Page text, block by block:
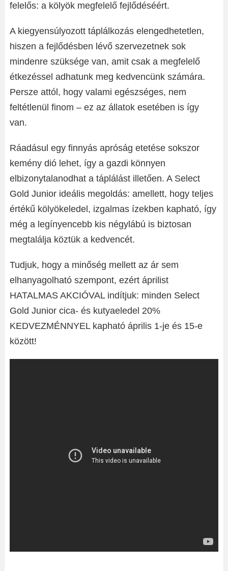
felelős: a kölyök megfelelő fejlődéséért.
A kiegyensúlyozott táplálkozás elengedhetetlen,
hiszen a fejlődésben lévő szervezetnek sok
mindenre szüksége van, amit csak a megfelelő
étkezéssel adhatunk meg kedvencünk számára.
Persze attól, hogy valami egészséges, nem
feltétlenül finom – ez az állatok esetében is így
van.
Ráadásul egy finnyás apróság etetése sokszor
kemény dió lehet, így a gazdi könnyen
elbizonytalanodhat a táplálást illetően. A Select
Gold Junior ideális megoldás: amellett, hogy teljes
értékű kölyökeledel, izgalmas ízekben kapható, így
még a legínyencebb kis négylábú is biztosan
megtalálja köztük a kedvencét.
Tudjuk, hogy a minőség mellett az ár sem
elhanyagolható szempont, ezért áprilist
HATALMAS AKCIÓVAL indítjuk: minden Select
Gold Junior cica- és kutyaeledel 20%
KEDVEZMÉNNYEL kapható április 1-je és 15-e
között!